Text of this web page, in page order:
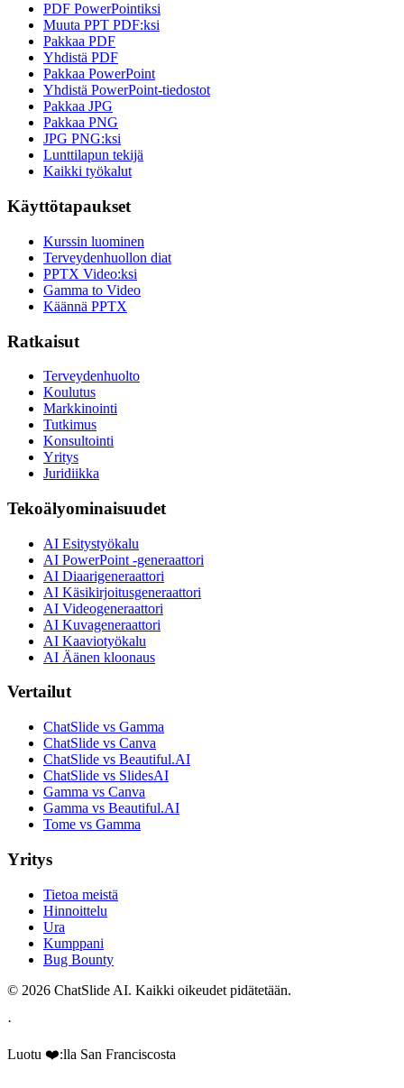
PDF PowerPointiksi
Muuta PPT PDF:ksi
Pakkaa PDF
Yhdistä PDF
Pakkaa PowerPoint
Yhdistä PowerPoint-tiedostot
Pakkaa JPG
Pakkaa PNG
JPG PNG:ksi
Lunttilapun tekijä
Kaikki työkalut
Käyttötapaukset
Kurssin luominen
Terveydenhuollon diat
PPTX Video:ksi
Gamma to Video
Käännä PPTX
Ratkaisut
Terveydenhuolto
Koulutus
Markkinointi
Tutkimus
Konsultointi
Yritys
Juridiikka
Tekoälyominaisuudet
AI Esitystyökalu
AI PowerPoint -generaattori
AI Diaarigeneraattori
AI Käsikirjoitusgeneraattori
AI Videogeneraattori
AI Kuvageneraattori
AI Kaaviotyökalu
AI Äänen kloonaus
Vertailut
ChatSlide vs Gamma
ChatSlide vs Canva
ChatSlide vs Beautiful.AI
ChatSlide vs SlidesAI
Gamma vs Canva
Gamma vs Beautiful.AI
Tome vs Gamma
Yritys
Tietoa meistä
Hinnoittelu
Ura
Kumppani
Bug Bounty
© 2026 ChatSlide AI. Kaikki oikeudet pidätetään.
·
Luotu ❤️:lla San Franciscosta